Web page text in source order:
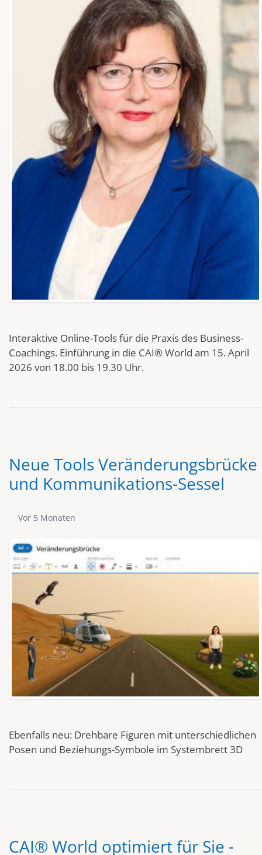
Interaktive Online-Tools für die Praxis des Business-
Coachings. Einführung in die CAI® World am 15. April
2026 von 18.00 bis 19.30 Uhr.
Neue Tools Veränderungsbrücke
und Kommunikations-Sessel
Publikationsdatum
Vor 5 Monaten
Ebenfalls neu: Drehbare Figuren mit unterschiedlichen
Posen und Beziehungs-Symbole im Systembrett 3D
CAI® World optimiert für Sie -